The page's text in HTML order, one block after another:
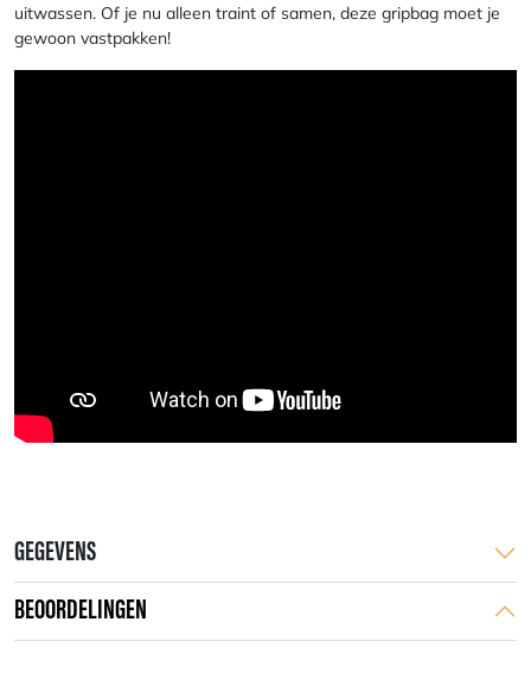
uitwassen. Of je nu alleen traint of samen, deze gripbag moet je
gewoon vastpakken!
GEGEVENS
BEOORDELINGEN